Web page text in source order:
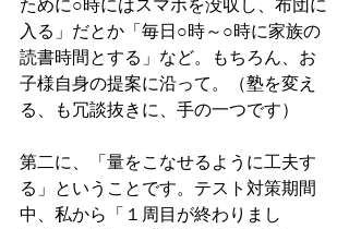
ために○時にはスマホを没収し、布団に
入る」だとか「毎日○時～○時に家族の
読書時間とする」など。もちろん、お
子様自身の提案に沿って。（塾を変え
る、も冗談抜きに、手の一つです）
第二に、「量をこなせるように工夫す
る」ということです。テスト対策期間
中、私から「１周目が終わりまし